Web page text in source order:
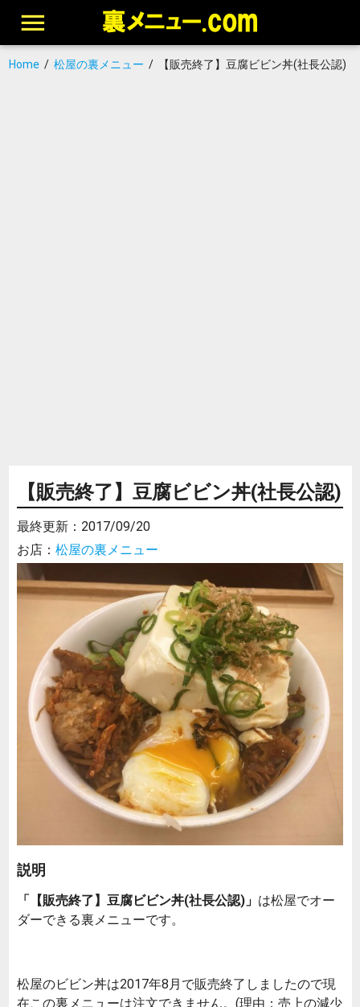
Home/ 松屋の裏メニュー / 【販売終了】豆腐ビビン丼(社長公認)
【販売終了】豆腐ビビン丼(社長公認)
最終更新： 2017/09/20
お店： 松屋の裏メニュー
説明
「【販売終了】豆腐ビビン丼(社長公認)」 は松屋でオー
ダーできる裏メニューです。
松屋のビビン丼は2017年8月で販売終了しましたので現
在この裏メニューは注文できません。(理由：売上の減少